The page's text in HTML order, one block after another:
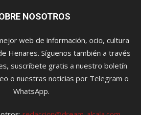
NOSOTROS
web de información, ocio, cultura
Henares. Síguenos también a través
suscríbete gratis a nuestro boletín
o nuestras noticias por Telegram o
WhatsApp.